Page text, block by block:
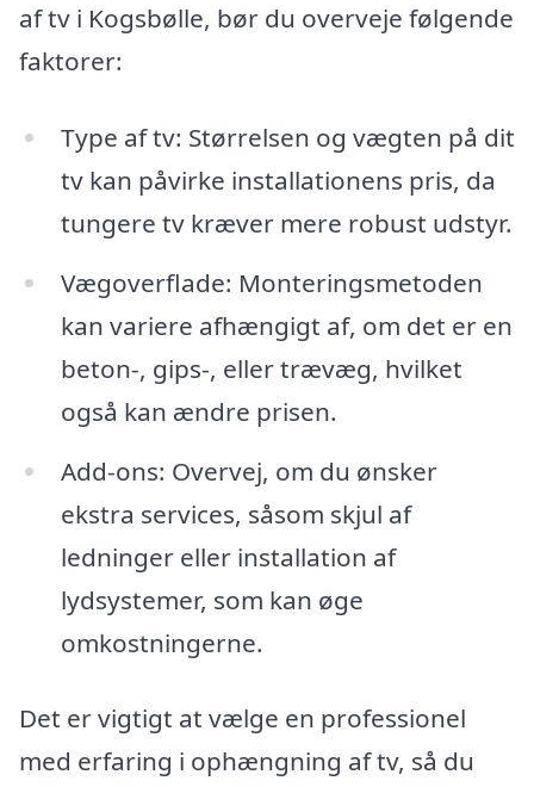
af tv i Kogsbølle, bør du overveje følgende
faktorer:
Type af tv: Størrelsen og vægten på dit
tv kan påvirke installationens pris, da
tungere tv kræver mere robust udstyr.
Vægoverflade: Monteringsmetoden
kan variere afhængigt af, om det er en
beton-, gips-, eller trævæg, hvilket
også kan ændre prisen.
Add-ons: Overvej, om du ønsker
ekstra services, såsom skjul af
ledninger eller installation af
lydsystemer, som kan øge
omkostningerne.
Det er vigtigt at vælge en professionel
med erfaring i ophængning af tv, så du